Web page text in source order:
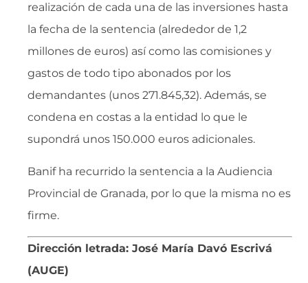
realización de cada una de las inversiones hasta
la fecha de la sentencia (alrededor de 1,2
millones de euros) así como las comisiones y
gastos de todo tipo abonados por los
demandantes (unos 271.845,32). Además, se
condena en costas a la entidad lo que le
supondrá unos 150.000 euros adicionales.
Banif ha recurrido la sentencia a la Audiencia
Provincial de Granada, por lo que la misma no es
firme.
Dirección letrada: José María Davó Escrivá
(AUGE)